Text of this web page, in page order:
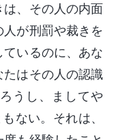
、その人の内面
が刑罰や裁きを
いるのに、あな
はその人の認識
うし、ましてや
ない。それは、